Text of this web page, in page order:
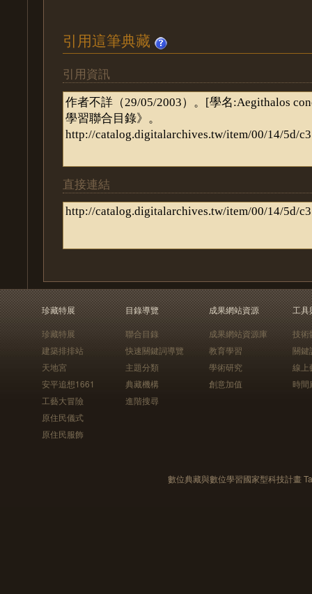
引用這筆典藏
引用資訊
直接連結
珍藏特展
珍藏特展
建築排排站
天地宮
安平追想1661
工藝大冒險
原住民儀式
原住民服飾
目錄導覽
聯合目錄
快速關鍵詞導覽
主題分類
典藏機構
進階搜尋
成果網站資源
成果網站資源庫
教育學習
學術研究
創意加值
工具
技術
關鍵
線上
時間
數位典藏與數位學習國家型科技計畫